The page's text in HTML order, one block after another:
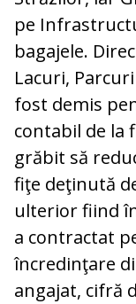
pe
bagajele.
Lacuri,
fost demis
contabil de la
grăbit să
fiţe deţinută
ulterior fiind
a contractat
încredinţare
angajat, cifră